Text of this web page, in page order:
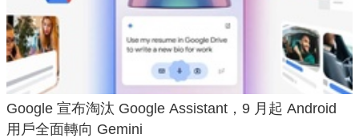
Google 宣布淘汰 Google Assistant，9 月起 Android
用戶全面轉向 Gemini